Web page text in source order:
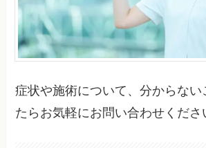
症状や施術について、分からない
たらお気軽にお問い合わせくださ